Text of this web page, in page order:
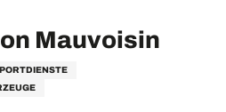
Mauvoisin